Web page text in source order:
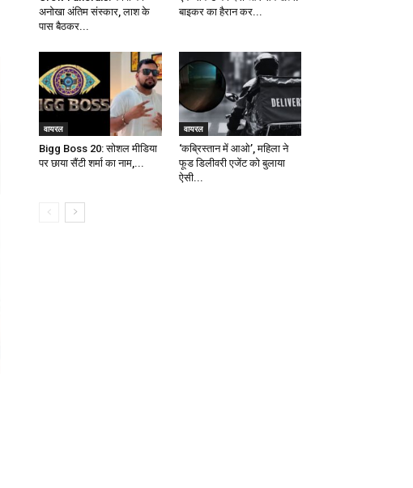
अनोखा अंतिम संस्कार, लाश के
पास बैठकर...
बाइकर का हैरान कर...
वायरल
Bigg Boss 20: सोशल मीडिया
पर छाया सैंटी शर्मा का नाम,...
वायरल
‘कब्रिस्तान में आओ’, महिला ने
फूड डिलीवरी एजेंट को बुलाया
ऐसी...